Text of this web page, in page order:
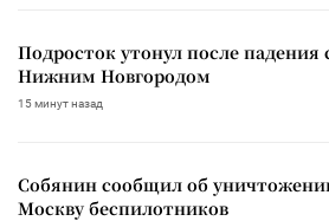
Подросток утонул после падения
Нижним Новгородом
15 минут назад
Собянин сообщил об
Москву беспилотников